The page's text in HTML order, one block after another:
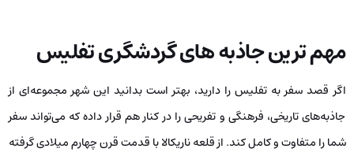
مهم ترین جاذبه های گردشگری تفلیس
اگر قصد سفر به تفلیس را دارید، بهتر است بدانید این شهر مجموعه‌ای از
جاذبه‌های تاریخی، فرهنگی و تفریحی را در کنار هم قرار داده که می‌تواند سفر
شما را متفاوت و کامل کند. از قلعه ناریکالا با قدمت قرن چهارم میلادی گرفته